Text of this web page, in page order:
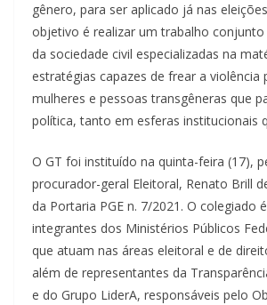
gênero, para ser aplicado já nas
objetivo é realizar um trabalho
da sociedade civil especializadas na
estratégias capazes de frear a violência
mulheres e pessoas transgêneras que
política, tanto em esferas institucionais
O GT foi instituído na quinta-feira (17),
procurador-geral Eleitoral, Renato Brill
da Portaria PGE n. 7/2021. O colegiado
integrantes dos Ministérios Públicos
que atuam nas áreas eleitoral e de
além de representantes da
e do Grupo LiderA, responsáveis pelo